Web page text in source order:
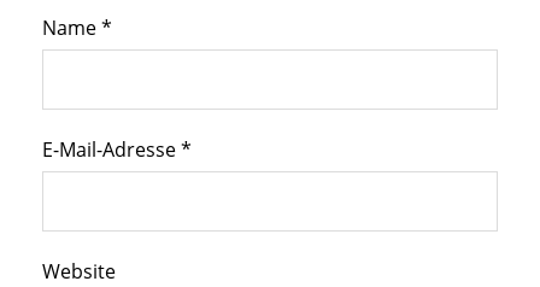
Name*
E-Mail-Adresse*
Website